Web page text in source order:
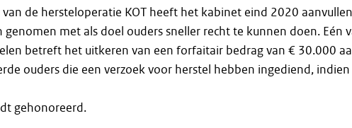
de hersteloperatie KOT heeft het kabinet eind 2020
genomen met als doel ouders sneller recht te kunnen doen. Eén
betreft het uitkeren van een forfaitair bedrag van € 30.000
ouders die een verzoek voor herstel hebben ingediend, indien
gehonoreerd.